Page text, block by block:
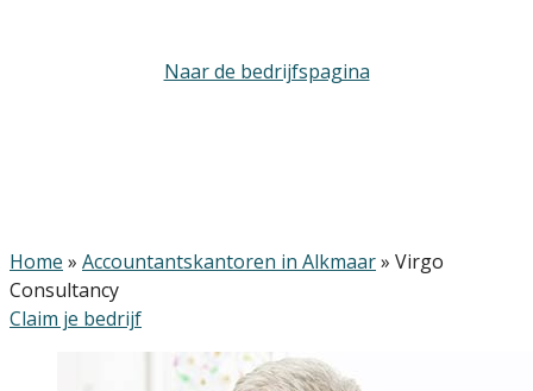
Naar de bedrijfspagina
Home » Accountantskantoren in Alkmaar» Virgo
Consultancy
Claim je bedrijf